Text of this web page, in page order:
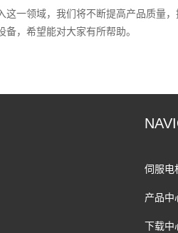
一领域，我们将不断提高产品质量
，希望能对大家有所帮助。
伺服电
产品中
下载中